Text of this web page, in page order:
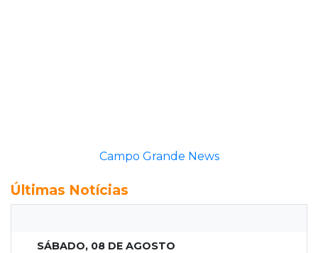
Campo Grande News
Últimas Notícias
SÁBADO, 08 DE AGOSTO